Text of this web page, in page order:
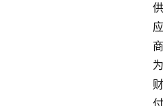
供
应
商
为
财
付